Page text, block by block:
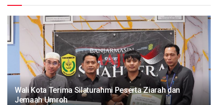
Wali Kota Terima Silaturahmi Peserta Ziarah dan
Jemaah Umroh